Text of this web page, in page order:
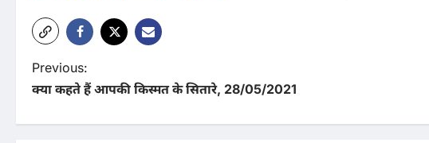
P
o
s
Previous:
क्या कहते हैं आपकी किस्मत के सितारे, 28/05/2021